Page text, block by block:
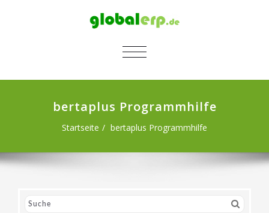
SCHALTE NAVIGATION
bertaplus Programmhilfe
Startseite bertaplus Programmhilfe